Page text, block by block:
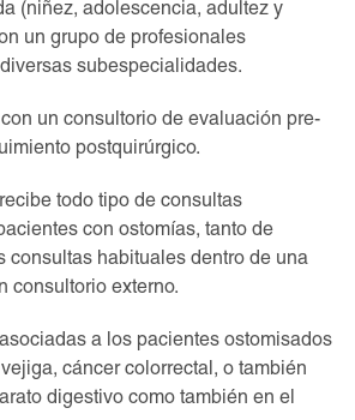
(niñez, adolescencia, adultez y
un grupo de profesionales
subespecialidades.
un consultorio de evaluación pre-
postquirúrgico.
todo tipo de consultas
con ostomías, tanto de
consultas habituales dentro de una
consultorio externo.
a los pacientes ostomisados
cáncer colorrectal, o también
digestivo como también en el